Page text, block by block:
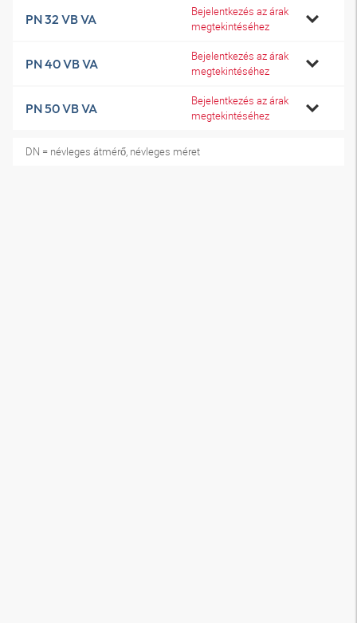
PN 32 VB VA
Bejelentkezés az árak
megtekintéséhez
PN 40 VB VA
Bejelentkezés az árak
megtekintéséhez
PN 50 VB VA
Bejelentkezés az árak
megtekintéséhez
DN = névleges átmérő, névleges méret